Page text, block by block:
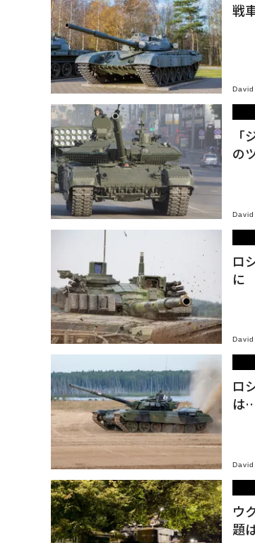
戦
David
の
ロ
に
David
ロ
は
David
ウ
題